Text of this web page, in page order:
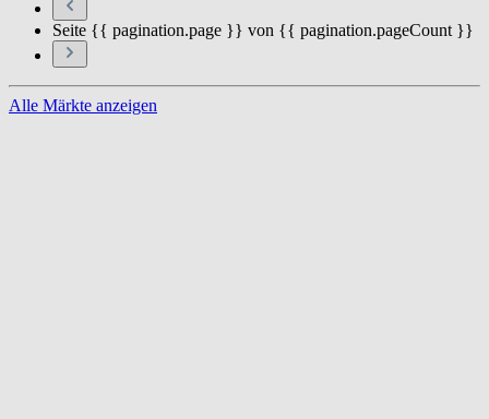
Seite {{ pagination.page }} von {{ pagination.pageCount }}
Alle Märkte anzeigen